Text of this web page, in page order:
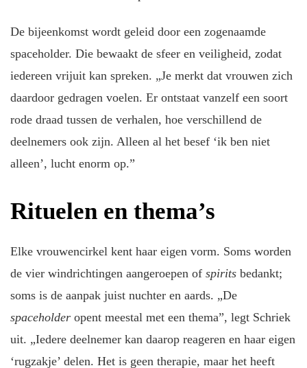
De bijeenkomst wordt geleid door een zogenaamde
spaceholder. Die bewaakt de sfeer en veiligheid, zodat
iedereen vrijuit kan spreken. „Je merkt dat vrouwen zich
daardoor gedragen voelen. Er ontstaat vanzelf een soort
rode draad tussen de verhalen, hoe verschillend de
deelnemers ook zijn. Alleen al het besef ‘ik ben niet
alleen’, lucht enorm op.”
Rituelen en thema’s
Elke vrouwencirkel kent haar eigen vorm. Soms worden
de vier windrichtingen aangeroepen of spiritsbedankt;
soms is de aanpak juist nuchter en aards. „De
spaceholderopent meestal met een thema”, legt Schriek
uit. „Iedere deelnemer kan daarop reageren en haar eigen
‘rugzakje’ delen. Het is geen therapie, maar het heeft